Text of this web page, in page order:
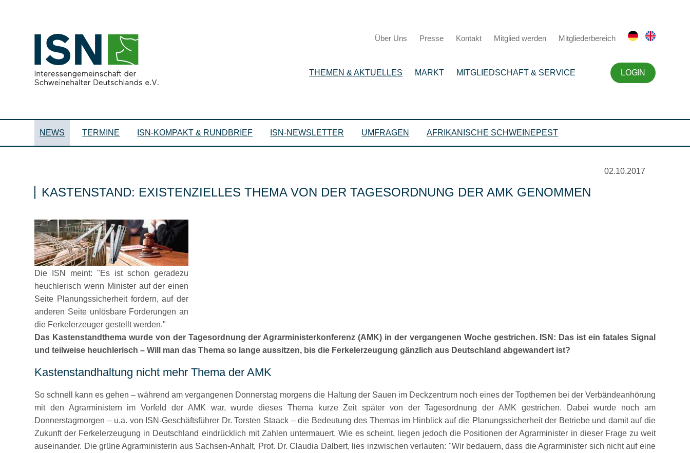
Über Uns Presse Kontakt Mitglied werden Mitgliederbereich
THEMEN & AKTUELLES MARKT MITGLIEDSCHAFT & SERVICE LOGIN
NEWS TERMINE ISN-KOMPAKT & RUNDBRIEF ISN-NEWSLETTER UMFRAGEN AFRIKANISCHE SCHWEINEPEST
02.10.2017
KASTENSTAND: EXISTENZIELLES THEMA VON DER TAGESORDNUNG DER AMK GENOMMEN
Die ISN meint: "Es ist schon geradezu
heuchlerisch wenn Minister auf der einen
Seite Planungssicherheit fordern, auf der
anderen Seite unlösbare Forderungen an
die Ferkelerzeuger gestellt werden."
Das Kastenstandthema wurde von der Tagesordnung der Agrarministerkonferenz (AMK) in der vergangenen Woche gestrichen. ISN: Das ist ein fatales Signal
und teilweise heuchlerisch – Will man das Thema so lange aussitzen, bis die Ferkelerzeugung gänzlich aus Deutschland abgewandert ist?
Kastenstandhaltung nicht mehr Thema der AMK
So schnell kann es gehen – während am vergangenen Donnerstag morgens die Haltung der Sauen im Deckzentrum noch eines der Topthemen bei der Verbändeanhörung
mit den Agrarministern im Vorfeld der AMK war, wurde dieses Thema kurze Zeit später von der Tagesordnung der AMK gestrichen. Dabei wurde noch am
Donnerstagmorgen – u.a. von ISN-Geschäftsführer Dr. Torsten Staack – die Bedeutung des Themas im Hinblick auf die Planungssicherheit der Betriebe und damit auf die
Zukunft der Ferkelerzeugung in Deutschland eindrücklich mit Zahlen untermauert. Wie es scheint, liegen jedoch die Positionen der Agrarminister in dieser Frage zu weit
auseinander. Die grüne Agrarministerin aus Sachsen-Anhalt, Prof. Dr. Claudia Dalbert, lies inzwischen verlauten:
Wir bedauern, dass die Agrarminister sich nicht auf eine